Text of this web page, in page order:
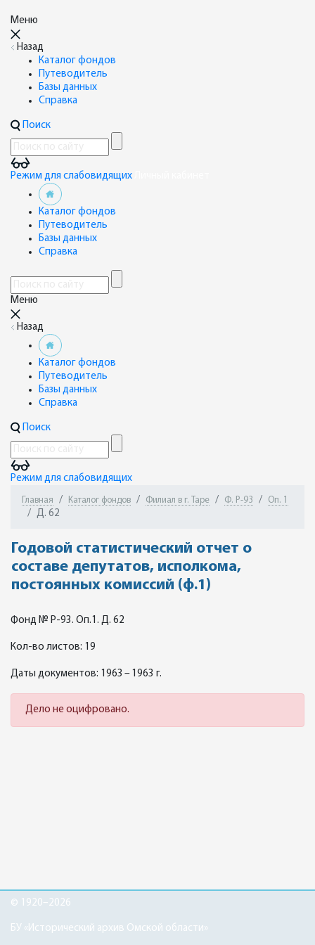
Меню
Назад
Каталог фондов
Путеводитель
Базы данных
Справка
Поиск
Режим для слабовидящих
Каталог фондов
Путеводитель
Базы данных
Справка
Меню
Назад
Каталог фондов
Путеводитель
Базы данных
Справка
Поиск
Режим для слабовидящих
Главная Каталог фондов Филиал в г. Таре Ф. Р-93 Оп. 1
Д. 62
Годовой статистический отчет о
составе депутатов, исполкома,
постоянных комиссий (ф.1)
Фонд № Р-93. Оп.1. Д. 62
Кол-во листов: 19
Даты документов: 1963 – 1963 г.
Дело не оцифровано.
© 1920–2026
БУ «Исторический архив Омской области»